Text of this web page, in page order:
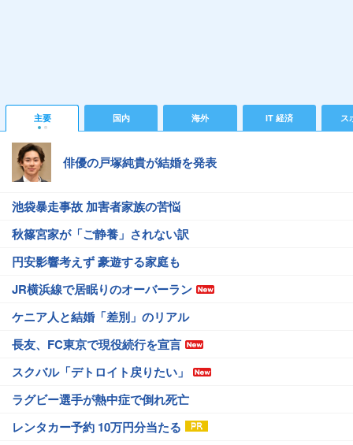
主要 国内 海外 IT 経済 ス
俳優の戸塚純貴が結婚を発表
池袋暴走事故 加害者家族の苦悩
秋篠宮家が「ご静養」されない訳
円安影響考えず 豪遊する家庭も
JR横浜線で居眠りのオーバーラン
ケニア人と結婚「差別」のリアル
長友、FC東京で現役続行を宣言
スクバル「デトロイト戻りたい」
ラグビー選手が熱中症で倒れ死亡
レンタカー予約 10万円分当たる